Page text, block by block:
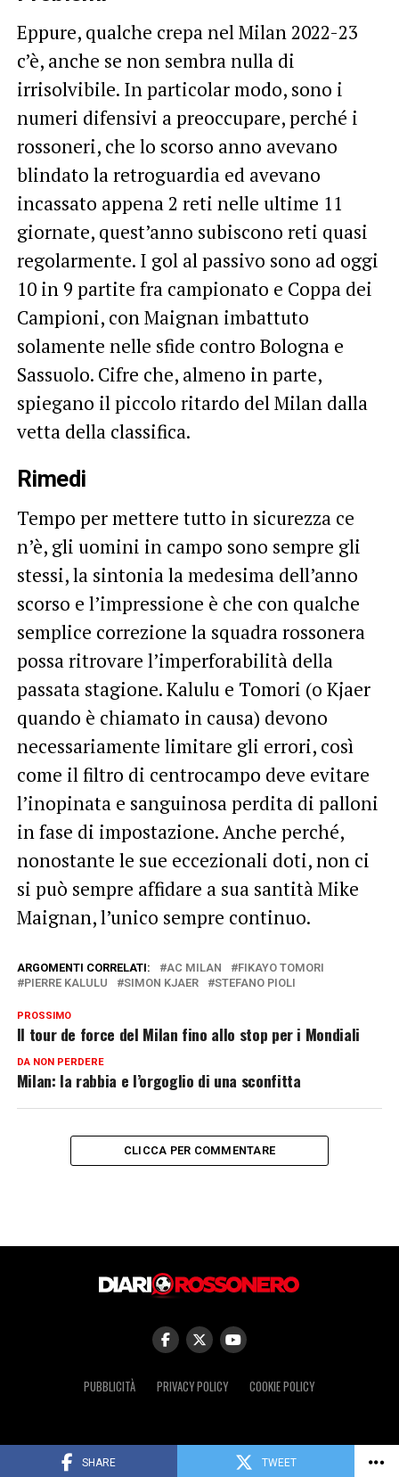
SHARE TWEET
Eppure, qualche crepa nel Milan 2022-23
c’è, anche se non sembra nulla di
irrisolvibile. In particolar modo, sono i
numeri difensivi a preoccupare, perché i
rossoneri, che lo scorso anno avevano
blindato la retroguardia ed avevano
incassato appena 2 reti nelle ultime 11
giornate, quest’anno subiscono reti quasi
regolarmente. I gol al passivo sono ad oggi
10 in 9 partite fra campionato e Coppa dei
Campioni, con Maignan imbattuto
solamente nelle sfide contro Bologna e
Sassuolo. Cifre che, almeno in parte,
spiegano il piccolo ritardo del Milan dalla
vetta della classifica.
Rimedi
Tempo per mettere tutto in sicurezza ce
n’è, gli uomini in campo sono sempre gli
stessi, la sintonia la medesima dell’anno
scorso e l’impressione è che con qualche
semplice correzione la squadra rossonera
possa ritrovare l’imperforabilità della
passata stagione. Kalulu e Tomori (o Kjaer
quando è chiamato in causa) devono
necessariamente limitare gli errori, così
come il filtro di centrocampo deve evitare
l’inopinata e sanguinosa perdita di palloni
in fase di impostazione. Anche perché,
nonostante le sue eccezionali doti, non ci
si può sempre affidare a sua santità Mike
Maignan, l’unico sempre continuo.
ARGOMENTI CORRELATI: AC MILAN
FIKAYO TOMORI
PIERRE KALULU
SIMON KJAER STEFANO PIOLI
PROSSIMO
Il tour de force del Milan fino allo stop per i Mondiali
DA NON PERDERE
Milan: la rabbia e l’orgoglio di una sconfitta
CLICCA PER COMMENTARE
PUBBLICITÀ PRIVACY POLICY COOKIE POLICY
© Copyright 2025 Tutti i diritti riservati